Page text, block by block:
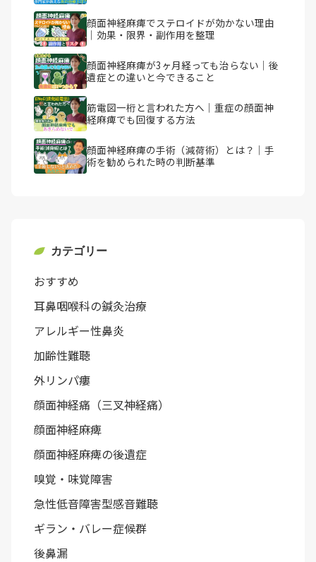
顔面神経麻痺でステロイドが効かない理由
｜効果・限界・副作用を整理
顔面神経麻痺が3ヶ月経っても治らない｜後
遺症との違いと今できること
筋電図一桁と言われた方へ｜重症の顔面神
経麻痺でも回復する方法
顔面神経麻痺の手術（減荷術）とは？｜手
術を勧められた時の判断基準
カテゴリー
おすすめ
耳鼻咽喉科の鍼灸治療
アレルギー性鼻炎
加齢性難聴
外リンパ瘻
顔面神経痛（三叉神経痛）
顔面神経麻痺
顔面神経麻痺の後遺症
嗅覚・味覚障害
急性低音障害型感音難聴
ギラン・バレー症候群
後鼻漏